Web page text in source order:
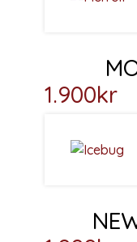
1.900kr